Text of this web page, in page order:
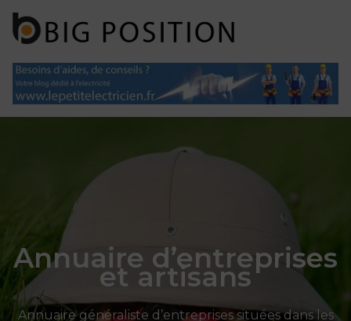
Annuaire d’entreprises
et artisans
Annuaire généraliste d’entreprises situées dans les
Panneau de gestion des cookies